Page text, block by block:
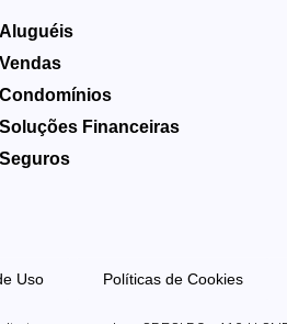
Aluguéis
Vendas
Condomínios
Soluções Financeiras
Seguros
Uso Políticas de Cookies